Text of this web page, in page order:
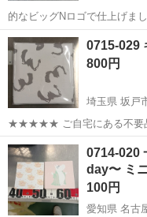
的なビッグNロゴで仕上げま
シカルな印象でト…
福岡 筑後市
0715-029
800円
埼玉県 坂戸
★★★★★ ご自宅にある不要品
みしませんか？ 家電、趣味
衣料服飾品、生活雑貨、家具
ち込めます！ ※詳細はこ...
埼玉 坂戸市 インテ
0714-020
day
100円
愛知県 名古